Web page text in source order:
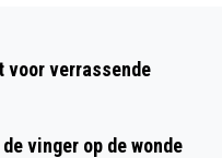
voor verrassende
vinger op de wonde